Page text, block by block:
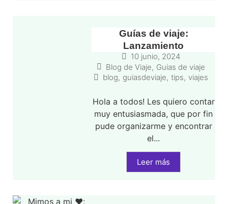
Guías de viaje:
Lanzamiento
10 junio, 2024
Blog de Viaje, Guias de viaje
blog, guiasdeviaje, tips, viajes
Hola a todos! Les quiero contar
muy entusiasmada, que por fin
pude organizarme y encontrar
el...
Leer más